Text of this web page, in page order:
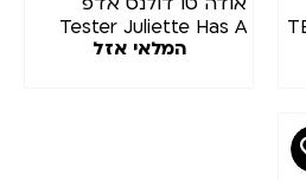
Tester Juliette Has A
Gun Ode To Dullness
המלאי אזל